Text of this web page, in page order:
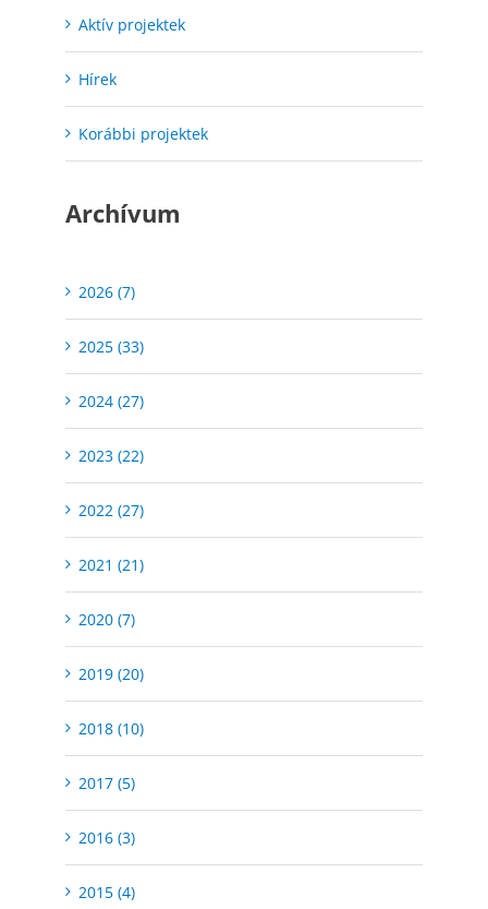
Aktív projektek
Hírek
Korábbi projektek
Archívum
2026 (7)
2025 (33)
2024 (27)
2023 (22)
2022 (27)
2021 (21)
2020 (7)
2019 (20)
2018 (10)
2017 (5)
2016 (3)
2015 (4)